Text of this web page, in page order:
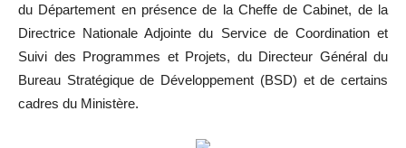
du Département en présence de la Cheffe de Cabinet, de la
Directrice Nationale Adjointe du Service de Coordination et
Suivi des Programmes et Projets, du Directeur Général du
Bureau Stratégique de Développement (BSD) et de certains
cadres du Ministère.